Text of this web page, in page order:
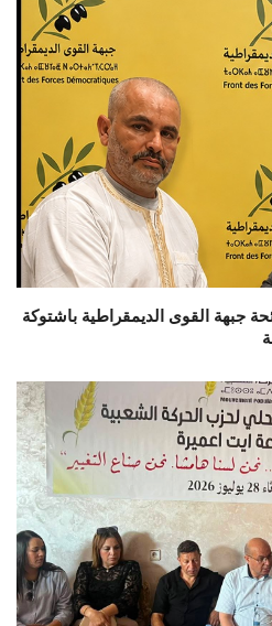
جبهة القوى الديمقراطية باشتوكة